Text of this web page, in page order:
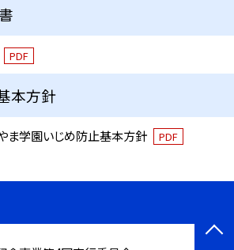
PDF
本方針
ま学園いじめ防止基本方針 PDF